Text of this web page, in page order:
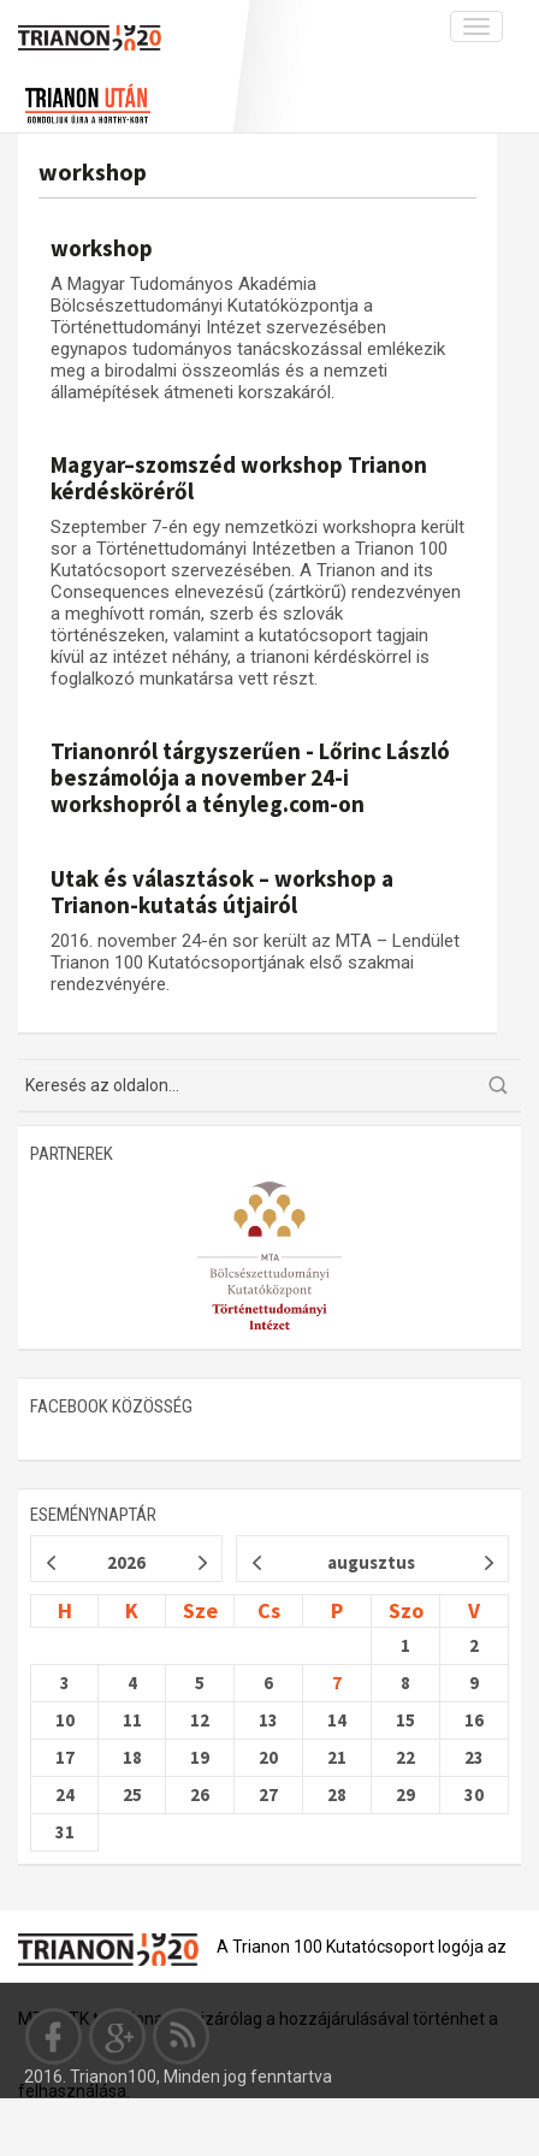
Toggle
Utókor és emlékezet
Adatbázis
Emlékművek (feltöltés alatt)
Menekültek
Visszhang
Publikációk
Trianon-kommentár
A trianoni szerződés
Műhelymunkák
workshop
workshop
A Magyar Tudományos Akadémia
Bölcsészettudományi Kutatóközpontja a
Történettudományi Intézet szervezésében
egynapos tudományos tanácskozással emlékezik
meg a birodalmi összeomlás és a nemzeti
államépítések átmeneti korszakáról.
Magyar–szomszéd workshop Trianon
kérdésköréről
Szeptember 7-én egy nemzetközi workshopra került
sor a Történettudományi Intézetben a Trianon 100
Kutatócsoport szervezésében. A Trianon and its
Consequences elnevezésű (zártkörű) rendezvényen
a meghívott román, szerb és szlovák
történészeken, valamint a kutatócsoport tagjain
kívül az intézet néhány, a trianoni kérdéskörrel is
foglalkozó munkatársa vett részt.
Trianonról tárgyszerűen - Lőrinc László
beszámolója a november 24-i
workshopról a tényleg.com-on
Utak és választások – workshop a
Trianon-kutatás útjairól
2016. november 24-én sor került az MTA – Lendület
Trianon 100 Kutatócsoportjának első szakmai
rendezvényére.
PARTNEREK
FACEBOOK KÖZÖSSÉG
ESEMÉNYNAPTÁR
2026 augusztus
H K Sze Cs P Szo V
1
2
3
4 5 6 7 8
9
10
11 12 13 14 15
16
17
18 19 20 21 22
23
24
25 26 27 28 29
30
31
A Trianon 100 Kutatócsoport logója az
MTA BTK tulajdona, és kizárólag a hozzájárulásával történhet a
felhasználása.
2016. Trianon100, Minden jog fenntartva